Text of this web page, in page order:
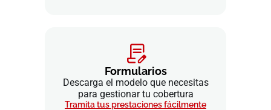
Formularios
Descarga el modelo que necesitas
para gestionar tu cobertura
Tramita tus prestaciones fácilmente